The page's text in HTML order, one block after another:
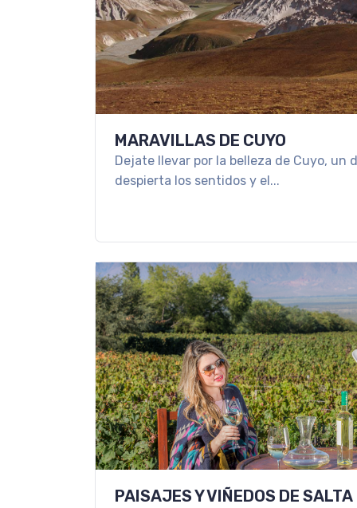
MARAVILLAS DE CUYO
Dejate llevar por la belleza de Cuyo, un
despierta los sentidos y el...
PAISAJES Y VIÑEDOS DE SALTA